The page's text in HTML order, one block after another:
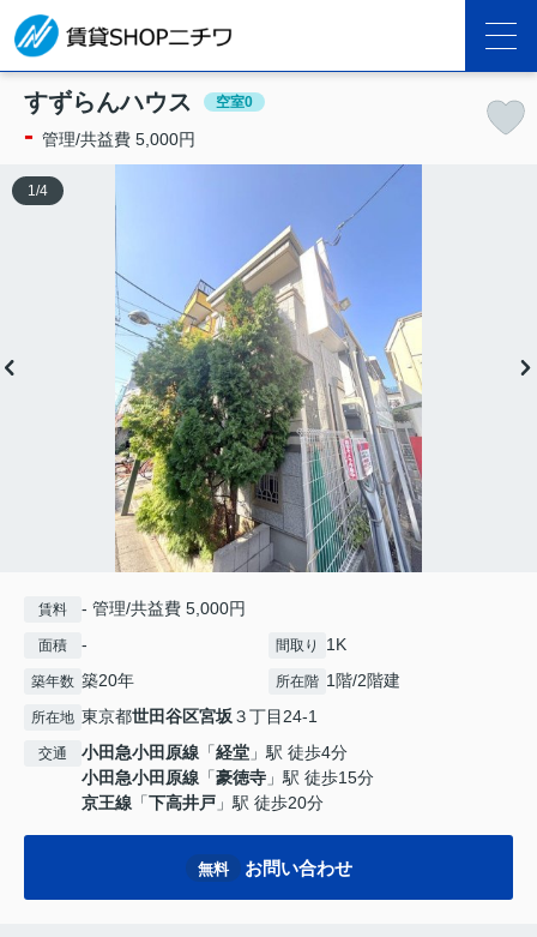
すずらんハウス 空室0
- 管理/共益費 5,000円
1 /4
賃料 - 管理/共益費 5,000円
面積 - 間取り 1K
築年数 築20年 所在階 1階/2階建
所在地 東京都世田谷区宮坂 ３丁目24-1
交通 小田急小田原線 「経堂 」駅 徒歩4分
小田急小田原線 「豪徳寺 」駅 徒歩15分
京王線 「下高井戸 」駅 徒歩20分
無料 お問い合わせ